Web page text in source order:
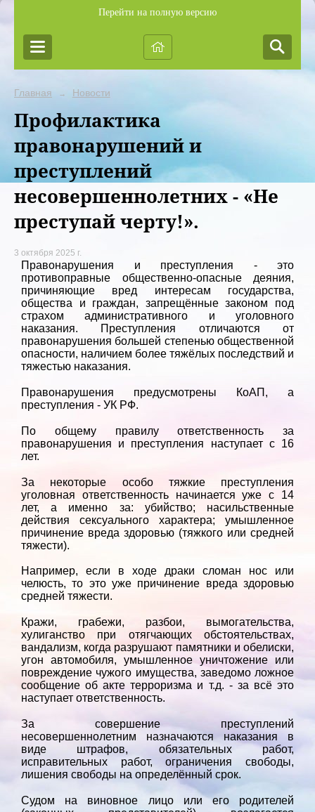
Перейти на полную версию
Главная → Новости
Профилактика
правонарушений и
преступлений
несовершеннолетних - «Не
преступай черту!».
3 октября 2025 г.
Правонарушения и преступления - это
противоправные общественно-опасные деяния,
причиняющие вред интересам государства,
общества и граждан, запрещённые законом под
страхом административного и уголовного
наказания. Преступления отличаются от
правонарушения большей степенью общественной
опасности, наличием более тяжёлых последствий и
тяжестью наказания.
Правонарушения предусмотрены КоАП, а
преступления - УК РФ.
По общему правилу ответственность за
правонарушения и преступления наступает с 16
лет.
За некоторые особо тяжкие преступления
уголовная ответственность начинается уже с 14
лет, а именно за: убийство; насильственные
действия сексуального характера; умышленное
причинение вреда здоровью (тяжкого или средней
тяжести).
Например, если в ходе драки сломан нос или
челюсть, то это уже причинение вреда здоровью
средней тяжести.
Кражи, грабежи, разбои, вымогательства,
хулиганство при отягчающих обстоятельствах,
вандализм, когда разрушают памятники и обелиски,
угон автомобиля, умышленное уничтожение или
повреждение чужого имущества, заведомо ложное
сообщение об акте терроризма и т.д. - за всё это
наступает ответственность.
За совершение преступлений
несовершеннолетним назначаются наказания в
виде штрафов, обязательных работ,
исправительных работ, ограничения свободы,
лишения свободы на определённый срок.
Судом на виновное лицо или его родителей